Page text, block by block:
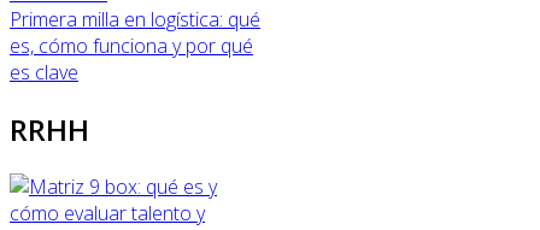
Primera milla en logística: qué
es, cómo funciona y por qué
es clave
RRHH